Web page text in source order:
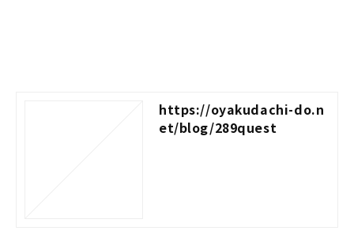
https://oyakudachi-do.n
et/blog/289quest